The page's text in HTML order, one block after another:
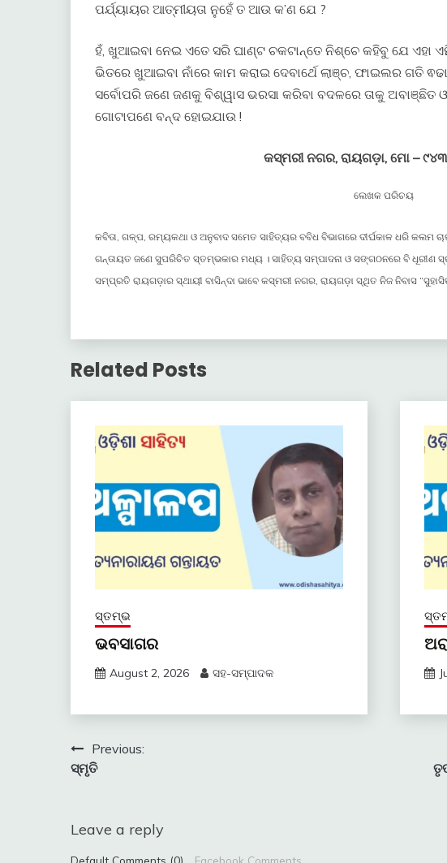
ପର୍ଯ୍ୟାୟର ଆତ୍ମୀୟତା ନୁହେଁ ତ ଆଉ କ’ଣ ଯେ ?
​ହଁ, ଖୁଆଇବା ନେଇ ଏତେ ସରି ଘାଣ୍ଟ ଚକଟାନ୍ତେ ନିଶ୍ଚେ କହିବୁ ଯେ ଏହା
ଭିତରେ ଖୁଆଇବା ନାଁରେ କାମ କରାଇ ଦେବାର୍ଥେ ଲାଞ୍ଚ, ଫାଇଲର ଗତି
ସର୍ବୋପରି ଜଣେ ଜଣକୁ ବିଶ୍ୱାସ ଭରସା କରିବା ବଦଳରେ ତାକୁ
ଗୋଟାପଣେ ବନ୍ଦ ହୋଇଯାଉ !
କସ୍ମରୀ ନଗର, ରାୟଗଡ଼ା, ମୋ –
ଲେଖକ ପରିଚୟ
କବିତା, ଗଳ୍ପ, ରମ୍ୟକଥା ଓ ଅନୁବାଦ ସମେତ ସାହିତ୍ୟର ବବିଧ ବିଭାଗରେ ଦୀର୍ଘକାଳ ଧରି କଲମ
ଗନ୍ତାୟତ ଜଣେ ସୁପରିଚିତ ସ୍ତମ୍ଭକାର ମଧ୍ୟ । ସାହିତ୍ୟ ସମ୍ପାଦନା ଓ ସଙ୍ଗଠନରେ ବି ଧୂରୀଣ
ସମ୍ପ୍ରତି ରାୟଗଡ଼ାର ସ୍ଥାୟୀ ବାସିନ୍ଦା ଭାବେ କସ୍ମରୀ ନଗର, ରାୟଗଡ଼ା ସ୍ଥିତ ନିଜ ନିବାସ
Related Posts
ସ୍ତମ୍ଭ
ଭବସାଗର
August 2, 2026 ସହ-ସମ୍ପାଦକ
Post
navigation
Previous:
ସ୍ମୃତି
Leave a reply